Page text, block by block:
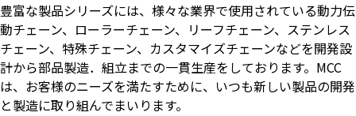
豊富な製品シリーズには、様々な業界で使用されている動力伝
動チェーン、ローラーチェーン、リーフチェーン、ステンレス
チェーン、特殊チェーン、カスタマイズチェーンなどを開発設
計から部品製造．組立までの一貫生産をしております。MCC
は、お客様のニーズを満たすために、いつも新しい製品の開発
と製造に取り組んでまいります。